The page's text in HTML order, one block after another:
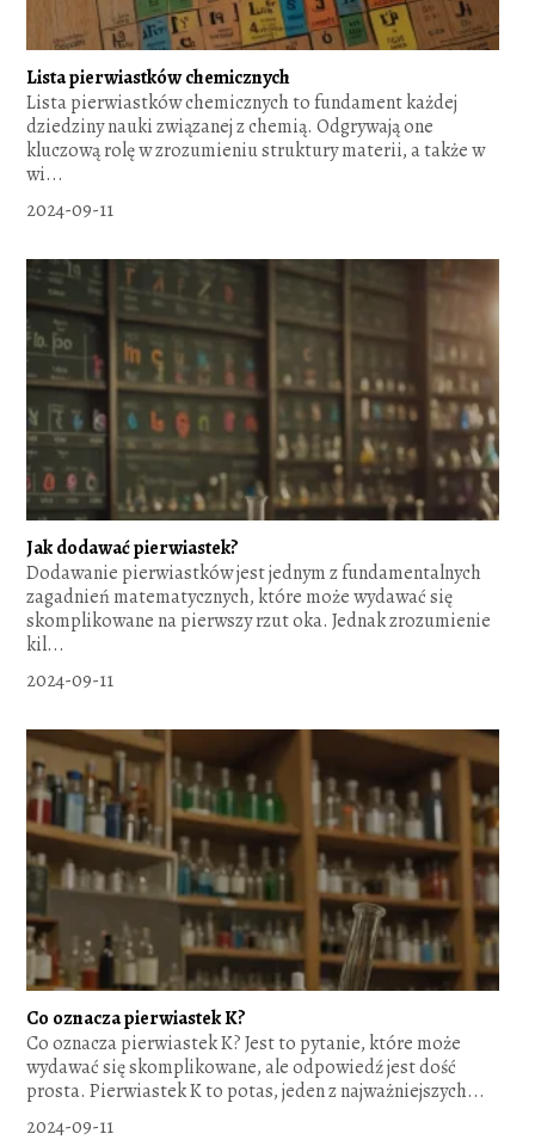
Lista pierwiastków chemicznych
Lista pierwiastków chemicznych to fundament każdej
dziedziny nauki związanej z chemią. Odgrywają one
kluczową rolę w zrozumieniu struktury materii, a także w
wi...
2024-09-11
Jak dodawać pierwiastek?
Dodawanie pierwiastków jest jednym z fundamentalnych
zagadnień matematycznych, które może wydawać się
skomplikowane na pierwszy rzut oka. Jednak zrozumienie
kil...
2024-09-11
Co oznacza pierwiastek K?
Co oznacza pierwiastek K? Jest to pytanie, które może
wydawać się skomplikowane, ale odpowiedź jest dość
prosta. Pierwiastek K to potas, jeden z najważniejszych...
2024-09-11